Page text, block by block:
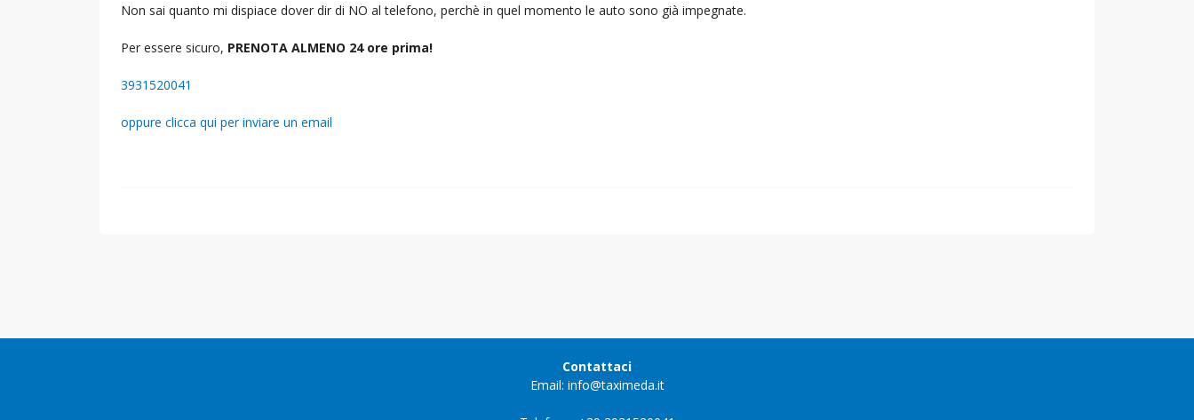
Non sai quanto mi dispiace dover dir di NO al telefono, perchè in quel momento le auto sono già impegnate.
Per essere sicuro, PRENOTA ALMENO 24 ore prima!
3931520041
oppure clicca qui per inviare un email
Contattaci
Email: info@taximeda.it